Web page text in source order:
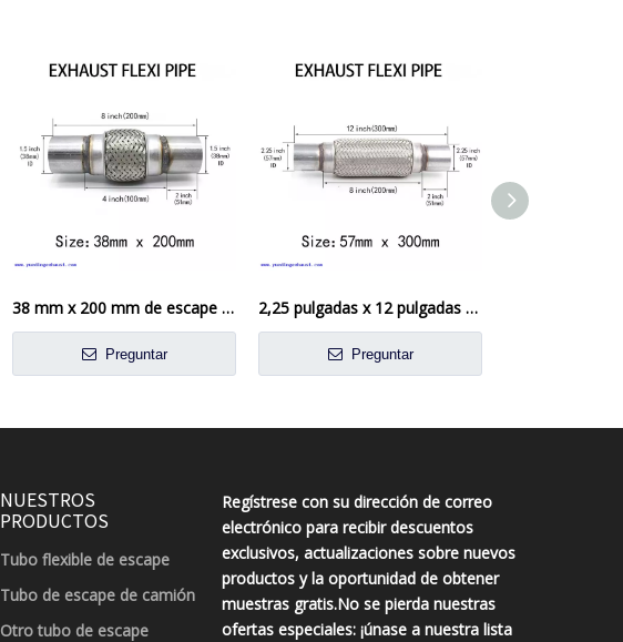
38 mm x 200 mm de escape flexi tubería flexible reparación de tubo flexible
Preguntar
2,25 pulgadas x 12 pulgadas de escape Flexi Flexi Junta flexible Reparación de tubo flexible
Preguntar
NUESTROS
PRODUCTOS
Tubo flexible de escape
Tubo de escape de camión
Otro tubo de escape
Regístrese con su dirección de correo
electrónico para recibir descuentos
exclusivos, actualizaciones sobre nuevos
productos y la oportunidad de obtener
muestras gratis.No se pierda nuestras
ofertas especiales: ¡únase a nuestra lista